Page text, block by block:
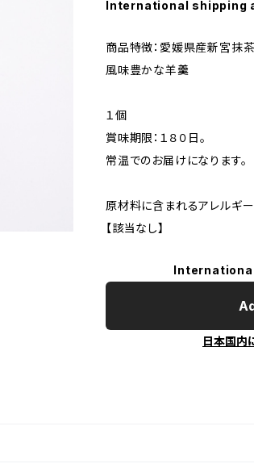
International shipping
商品特徴：愛媛県産新宮抹
風味豊かな羊羹
１個
賞味期限：１８０日。
常温でのお届けになります。
原材料に含まれるアレルギー
【該当なし】
日本国内